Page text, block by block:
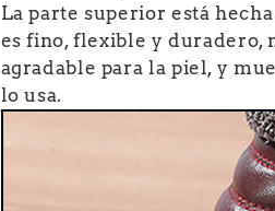
La parte superior está
es fino, flexible y duradero,
agradable para la piel, y
lo usa.